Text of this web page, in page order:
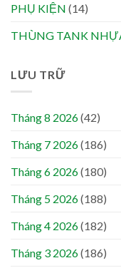
PHỤ KIỆN (14)
THÙNG TANK
LƯU TRỮ
Tháng 8 2026(42)
Tháng 7 2026(186)
Tháng 6 2026(180)
Tháng 5 2026(188)
Tháng 4 2026(182)
Tháng 3 2026(186)